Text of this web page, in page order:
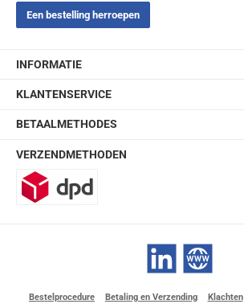
Een bestelling herroepen
INFORMATIE
KLANTENSERVICE
BETAALMETHODES
VERZENDMETHODEN
LinkedIn Website
Bestelprocedure Betaling en Verzending Klachten